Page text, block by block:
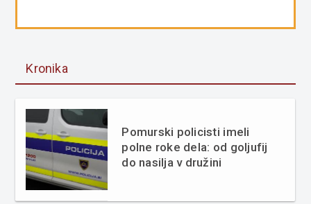
Kronika
Pomurski policisti imeli
polne roke dela: od goljufij
do nasilja v družini